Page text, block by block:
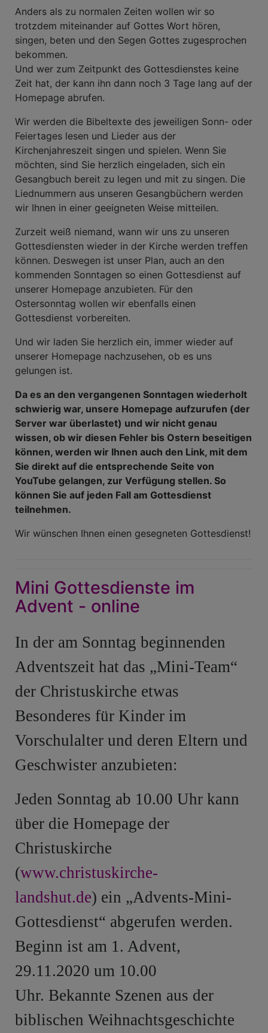
Anders als zu normalen Zeiten wollen wir so
trotzdem miteinander auf Gottes Wort hören,
singen, beten und den Segen Gottes zugesprochen
bekommen.
Und wer zum Zeitpunkt des Gottesdienstes keine
Zeit hat, der kann ihn dann noch 3 Tage lang auf der
Homepage abrufen.
Wir werden die Bibeltexte des jeweiligen Sonn- oder
Feiertages lesen und Lieder aus der
Kirchenjahreszeit singen und spielen. Wenn Sie
möchten, sind Sie herzlich eingeladen, sich ein
Gesangbuch bereit zu legen und mit zu singen. Die
Liednummern aus unseren Gesangbüchern werden
wir Ihnen in einer geeigneten Weise mitteilen.
Zurzeit weiß niemand, wann wir uns zu unseren
Gottesdiensten wieder in der Kirche werden treffen
können. Deswegen ist unser Plan, auch an den
kommenden Sonntagen so einen Gottesdienst auf
unserer Homepage anzubieten. Für den
Ostersonntag wollen wir ebenfalls einen
Gottesdienst vorbereiten.
Und wir laden Sie herzlich ein, immer wieder auf
unserer Homepage nachzusehen, ob es uns
gelungen ist.
Da es an den vergangenen Sonntagen wiederholt
schwierig war, unsere Homepage aufzurufen (der
Server war überlastet) und wir nicht genau
wissen, ob wir diesen Fehler bis Ostern beseitigen
können, werden wir Ihnen auch den Link, mit dem
Sie direkt auf die entsprechende Seite von
YouTube gelangen, zur Verfügung stellen. So
können Sie auf jeden Fall am Gottesdienst
teilnehmen.
Wir wünschen Ihnen einen gesegneten Gottesdienst!
Mini Gottesdienste im
Advent - online
In der am Sonntag beginnenden
Adventszeit hat das „Mini-Team“
der Christuskirche etwas
Besonderes für Kinder im
Vorschulalter und deren Eltern und
Geschwister anzubieten:
Jeden Sonntag ab 10.00 Uhr kann
über die Homepage der
Christuskirche
(www.christuskirche-
landshut.de) ein „Advents-Mini-
Gottesdienst“ abgerufen werden.
Beginn ist am 1. Advent,
29.11.2020 um 10.00
Uhr. Bekannte Szenen aus der
biblischen Weihnachtsgeschichte